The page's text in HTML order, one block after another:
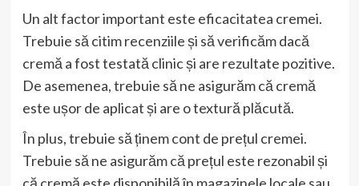
Un alt factor important este eficacitatea cremei.
Trebuie să citim recenziile și să verificăm dacă
cremă a fost testată clinic și are rezultate pozitive.
De asemenea, trebuie să ne asigurăm că cremă
este ușor de aplicat și are o textură plăcută.
În plus, trebuie să ținem cont de prețul cremei.
Trebuie să ne asigurăm că prețul este rezonabil și